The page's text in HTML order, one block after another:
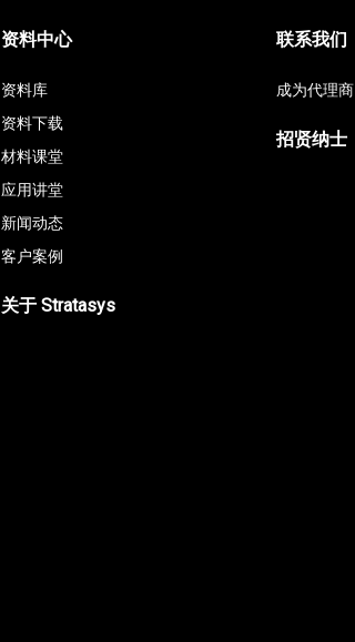
资料中心
资料库
资料下载
材料课堂
应用讲堂
新闻动态
客户案例
关于 Stratasys
联系我们
成为代理商
招贤纳士